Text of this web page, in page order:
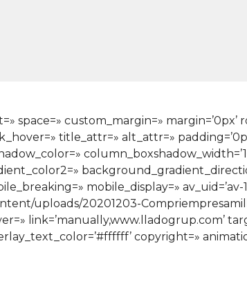
space=» custom_margin=» margin=’0px’
title_attr=» alt_attr=»
mobile_display=» av_uid=’av-
uploads/20201203-
link=’manually,www.lladogrup.com’
copyright=»